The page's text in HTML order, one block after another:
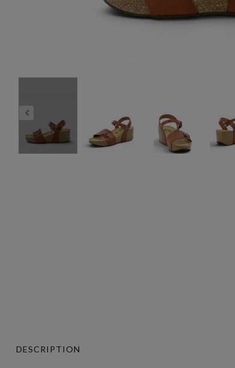
DESCRIPTION